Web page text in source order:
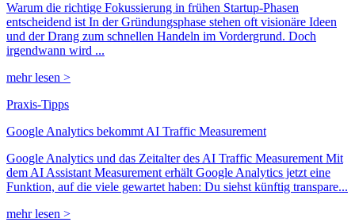
Warum die richtige Fokussierung in frühen Startup-Phasen
entscheidend ist In der Gründungsphase stehen oft visionäre Ideen
und der Drang zum schnellen Handeln im Vordergrund. Doch
irgendwann wird ...
mehr lesen >
Praxis-Tipps
Google Analytics bekommt AI Traffic Measurement
Google Analytics und das Zeitalter des AI Traffic Measurement Mit
dem AI Assistant Measurement erhält Google Analytics jetzt eine
Funktion, auf die viele gewartet haben: Du siehst künftig transpare...
mehr lesen >